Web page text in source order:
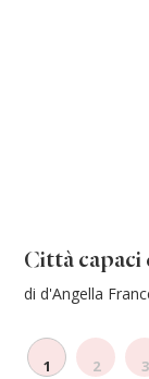
Città capaci
di d'Angella
1 2 3